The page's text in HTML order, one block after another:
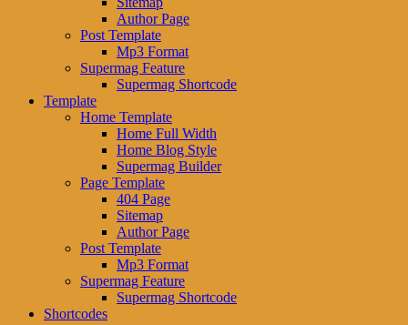
Author Page
Post Template
Mp3 Format
Supermag Feature
Supermag Shortcode
Template
Home Template
Home Full Width
Home Blog Style
Supermag Builder
Page Template
404 Page
Sitemap
Author Page
Post Template
Mp3 Format
Supermag Feature
Supermag Shortcode
Shortcodes